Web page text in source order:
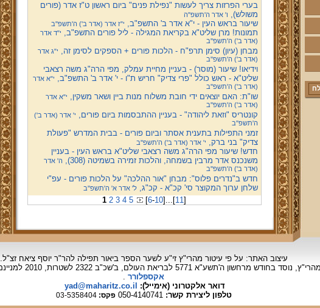
בערי הפרזות צריך לעשות "נפילת פנים" ביום ראשון ט"ז אדר (פורים
משולש), ו' אדר ה'תשפ''ה
שיעור בראש העין - י"א אדר ב' התשפ"ב, י"ז אדר (אדר ב') ה'תשפ''ב
תמונות! מרן שליט"א בקריאת המגילה - ליל פורים התשפ"ב, י"ד אדר
(אדר ב') ה'תשפ''ב
מבחן (עיון) סימן תרפ"ח - הלכות פורים + הספקים לסימן זה, י"ג אדר
(אדר ב') ה'תשפ''ב
וידיאו! שיעור (מוסר) - בעניין מחיית עמלק, מפי הרה"ג משה רצאבי
שליט"א - ראש כולל "פרי צדיק" חריש ת"ו - י' אדר ב' התשפ"ב, י"א אדר
(אדר ב') ה'תשפ''ב
שו"ת: האם יוצאים ידי חובת משלוח מנות ביין ושאר משקין, י"א אדר
(אדר ב') ה'תשפ''ב
קונטריס "וזאת ליהודה" - בעניין ההתבסמות ביום פורים, י' אדר (אדר ב')
ה'תשפ''ב
זמני התפילות בתענית אסתר וביום פורים - בבית המדרש "פעולת
צדיק" בני ברק, י' אדר (אדר ב') ה'תשפ''ב
חדש! שיעור מפי הרה"ג משה רצאבי שליט"א בראש העין - בעניין
משנכנס אדר מרבין בשמחה, והלכות זמירה בשמיטה (308),
ה' אדר
(אדר ב') ה'תשפ''ב
חדש ב"נדרים פלוס": מבחן "אור ההלכה" על הלכות פורים - עפ"י
שלחן ערוך המקוצר סי' קכ"א - קכ"ג,ל' אדר א' ה'תשפ''ב
1 2 3 4 5 [6-10] ... [11]
עיצוב האתר: על פי עיטור מהרי"ץ זי"ע לשער הספר ביאור תפילה להר"ר יוסף ציאח זצ"ל.
נוסד בחודש מרחשוןה'תשע"א 5771 לבריאת העולם, ב'שכ"ב 2322 לשטרות, 2010 למניינם.
אקספלורר .
דואר אלקטרוני (אימייל):
yad@maharitz.co.il
טלפון ליצירת קשר:050-4140741 פקס: 03-5358404